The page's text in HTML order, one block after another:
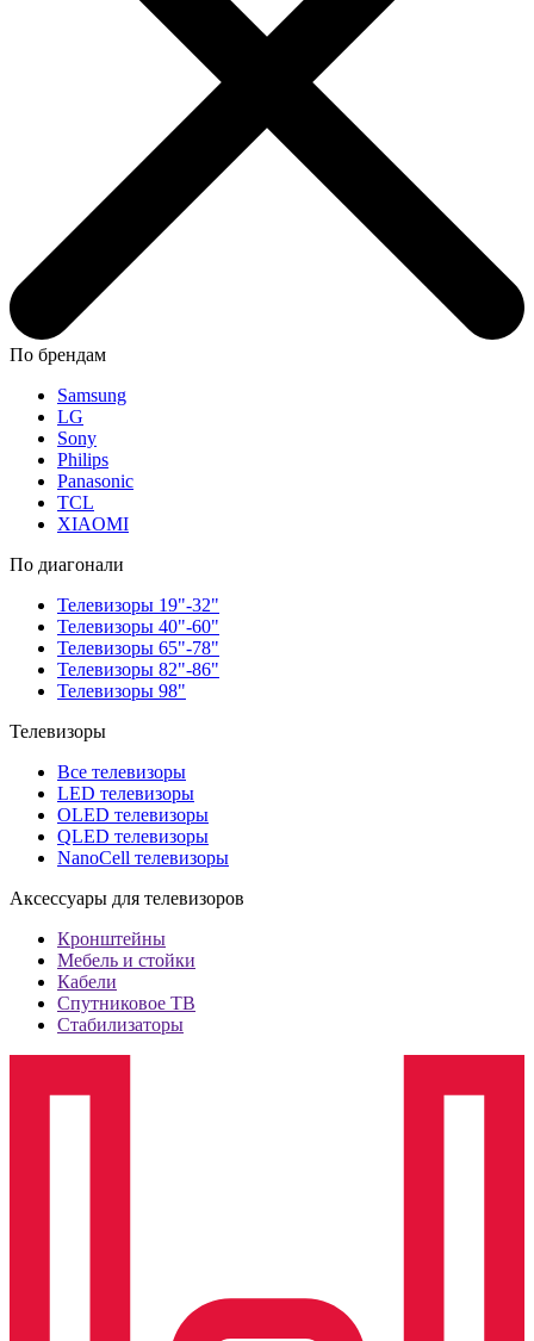
По брендам
Samsung
LG
Sony
Philips
Panasonic
TCL
XIAOMI
По диагонали
Телевизоры 19"-32"
Телевизоры 40"-60"
Телевизоры 65"-78"
Телевизоры 82"-86"
Телевизоры 98"
Телевизоры
Все телевизоры
LED телевизоры
OLED телевизоры
QLED телевизоры
NanoCell телевизоры
Аксессуары для телевизоров
Кронштейны
Мебель и стойки
Кабели
Спутниковое ТВ
Стабилизаторы